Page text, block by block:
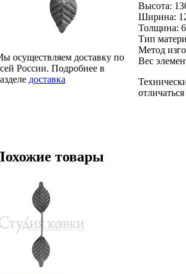
осуществляем доставку по
России. Подробнее в
доставка
Высота:
Ширина:
Толщина:
Тип
Метод
Вес
товары